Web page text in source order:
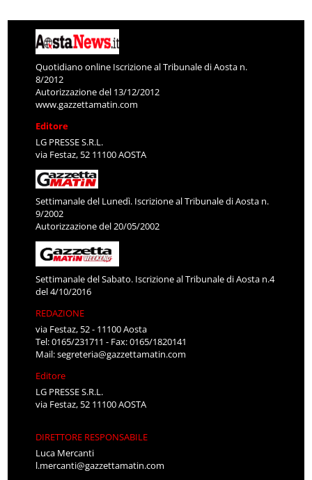
Quotidiano online Iscrizione al Tribunale di Aosta n.
8/2012
Autorizzazione del 13/12/2012
www.gazzettamatin.com
Editore
LG PRESSE S.R.L.
via Festaz, 52 11100 AOSTA
Settimanale del Lunedì. Iscrizione al Tribunale di Aosta n.
9/2002
Autorizzazione del 20/05/2002
Settimanale del Sabato. Iscrizione al Tribunale di Aosta n.4
del 4/10/2016
REDAZIONE
via Festaz, 52 - 11100 Aosta
Tel: 0165/231711 - Fax: 0165/1820141
Mail:segreteria@gazzettamatin.com
Editore
LG PRESSE S.R.L.
via Festaz, 52 11100 AOSTA
DIRETTORE RESPONSABILE
Luca Mercanti
l.mercanti@gazzettamatin.com